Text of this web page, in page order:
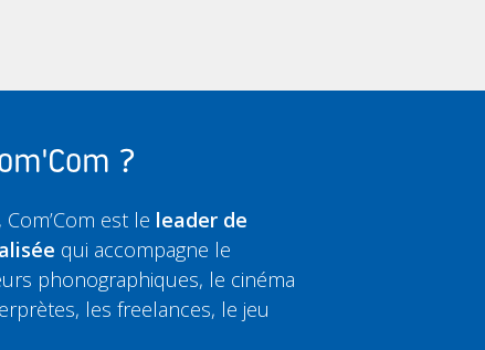
?
est le leader de
qui accompagne le
phonographiques, le cinéma
les freelances, le jeu